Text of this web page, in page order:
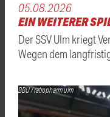
05.08.2026
EIN WEITERER
Der SSV Ulm kriegt
Wegen dem
BBU / ratiopharm ulm